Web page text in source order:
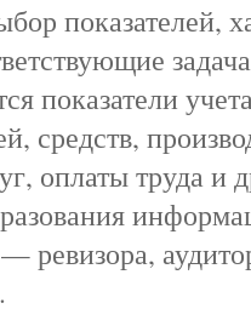
показателей,
показатели
средств,
оплаты труда и
ревизора,